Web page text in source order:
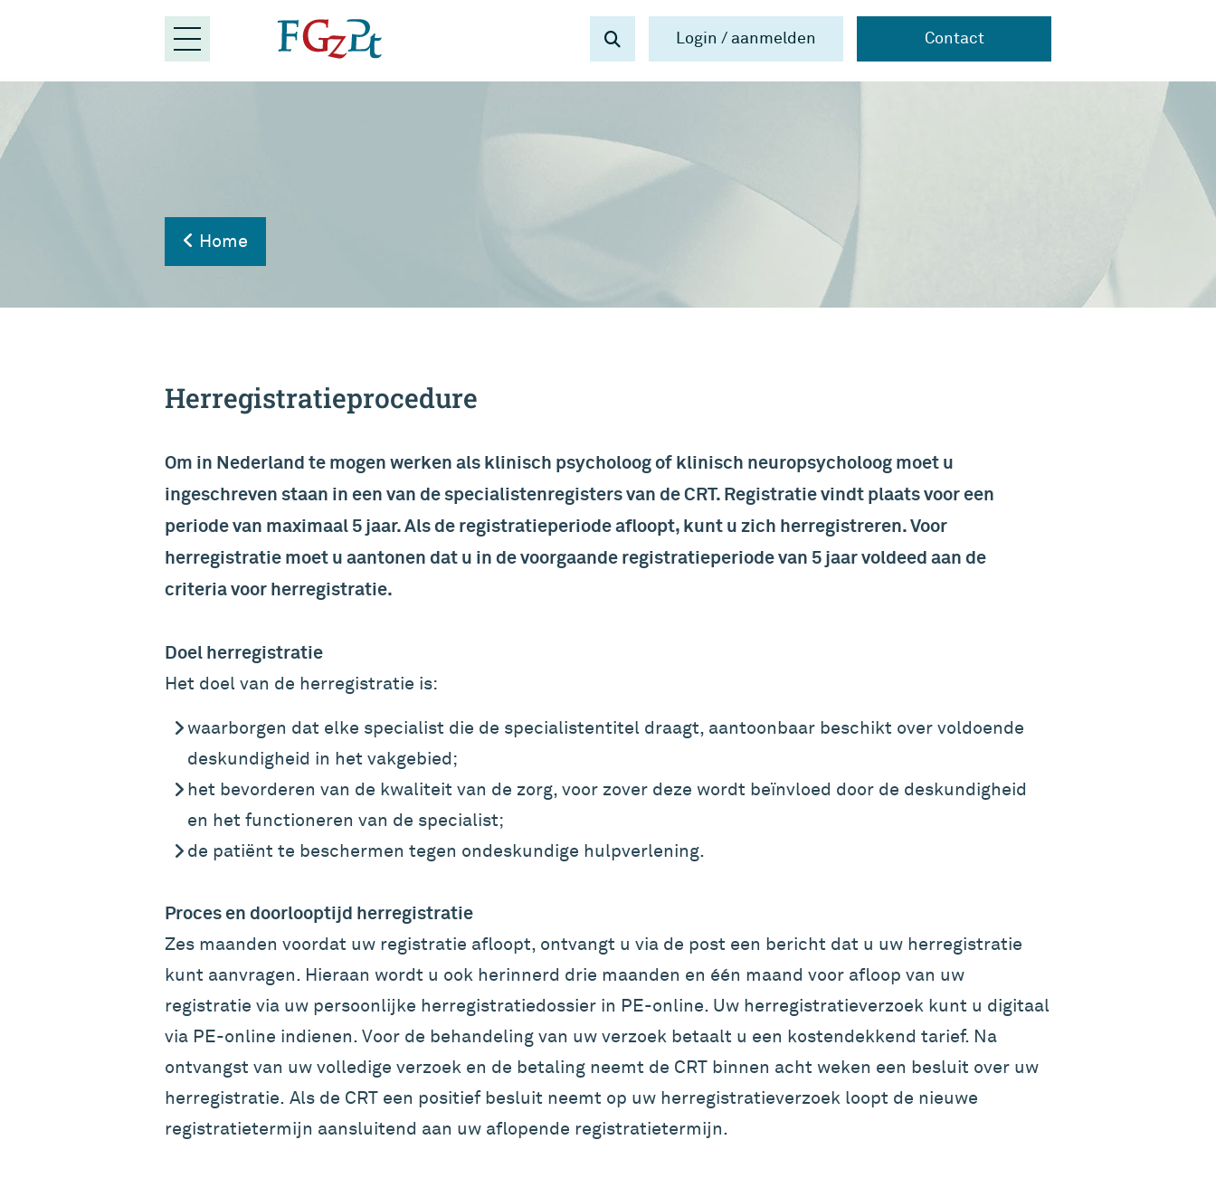
Login / aanmelden Contact
Home
Herregistratieprocedure
Om in Nederland te mogen werken als klinisch psycholoog of klinisch neuropsycholoog moet u
ingeschreven staan in een van de specialistenregisters van de CRT. Registratie vindt plaats voor een
periode van maximaal 5 jaar. Als de registratieperiode afloopt, kunt u zich herregistreren. Voor
herregistratie moet u aantonen dat u in de voorgaande registratieperiode van 5 jaar voldeed aan de
criteria voor herregistratie.
Doel herregistratie
Het doel van de herregistratie is:
waarborgen dat elke specialist die de specialistentitel draagt, aantoonbaar beschikt over voldoende
deskundigheid in het vakgebied;
het bevorderen van de kwaliteit van de zorg, voor zover deze wordt beïnvloed door de deskundigheid
en het functioneren van de specialist;
de patiënt te beschermen tegen ondeskundige hulpverlening.
Proces en doorlooptijd herregistratie
Zes maanden voordat uw registratie afloopt, ontvangt u via de post een bericht dat u uw herregistratie
kunt aanvragen. Hieraan wordt u ook herinnerd drie maanden en één maand voor afloop van uw
registratie via uw persoonlijke herregistratiedossier in PE-online. Uw herregistratieverzoek kunt u digitaal
via PE-online indienen. Voor de behandeling van uw verzoek betaalt u een kostendekkend tarief. Na
ontvangst van uw volledige verzoek en de betaling neemt de CRT binnen acht weken een besluit over uw
herregistratie. Als de CRT een positief besluit neemt op uw herregistratieverzoek loopt de nieuwe
registratietermijn aansluitend aan uw aflopende registratietermijn.